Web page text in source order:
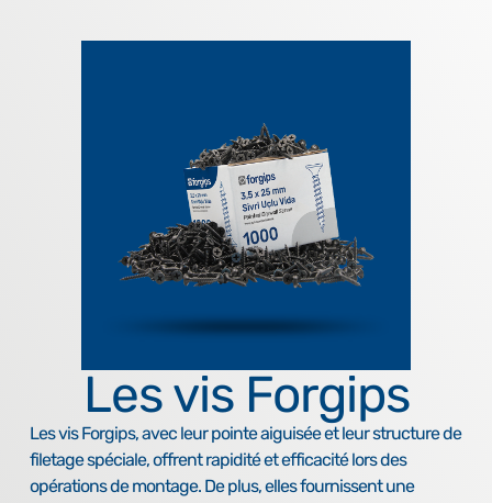
Les vis Forgips
Les vis Forgips, avec leur pointe aiguisée et leur structure de
filetage spéciale, offrent rapidité et efficacité lors des
opérations de montage. De plus, elles fournissent une